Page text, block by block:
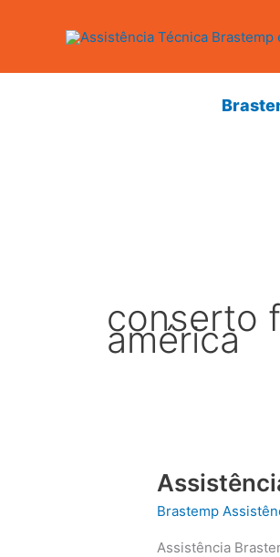
conteúdo
conserto
américa
Brastemp
Assistência